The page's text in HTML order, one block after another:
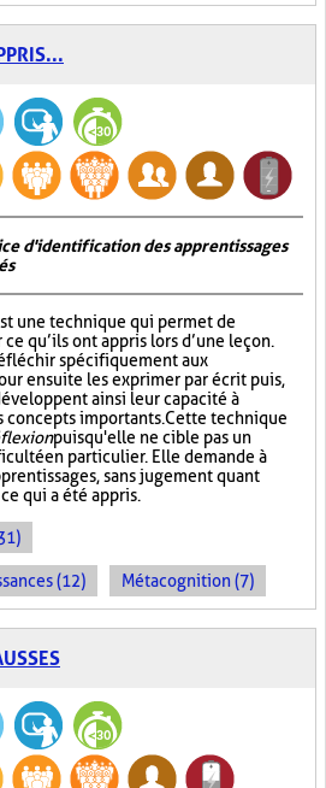
d'identification des apprentissages
une technique qui permet de
qu’ils ont appris lors d’une leçon.
spécifiquement aux
ensuite les exprimer par écrit puis,
ainsi leur capacité à
importants. Cette technique
puisqu'elle ne cible pas un
en particulier. Elle demande à
sans jugement quant
qui a été appris.
(12) Métacognition (7)